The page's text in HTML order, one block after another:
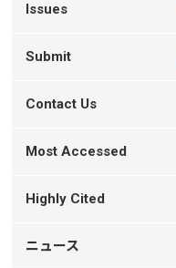
Issues
Submit
Contact Us
Most Accessed
Highly Cited
ニュース